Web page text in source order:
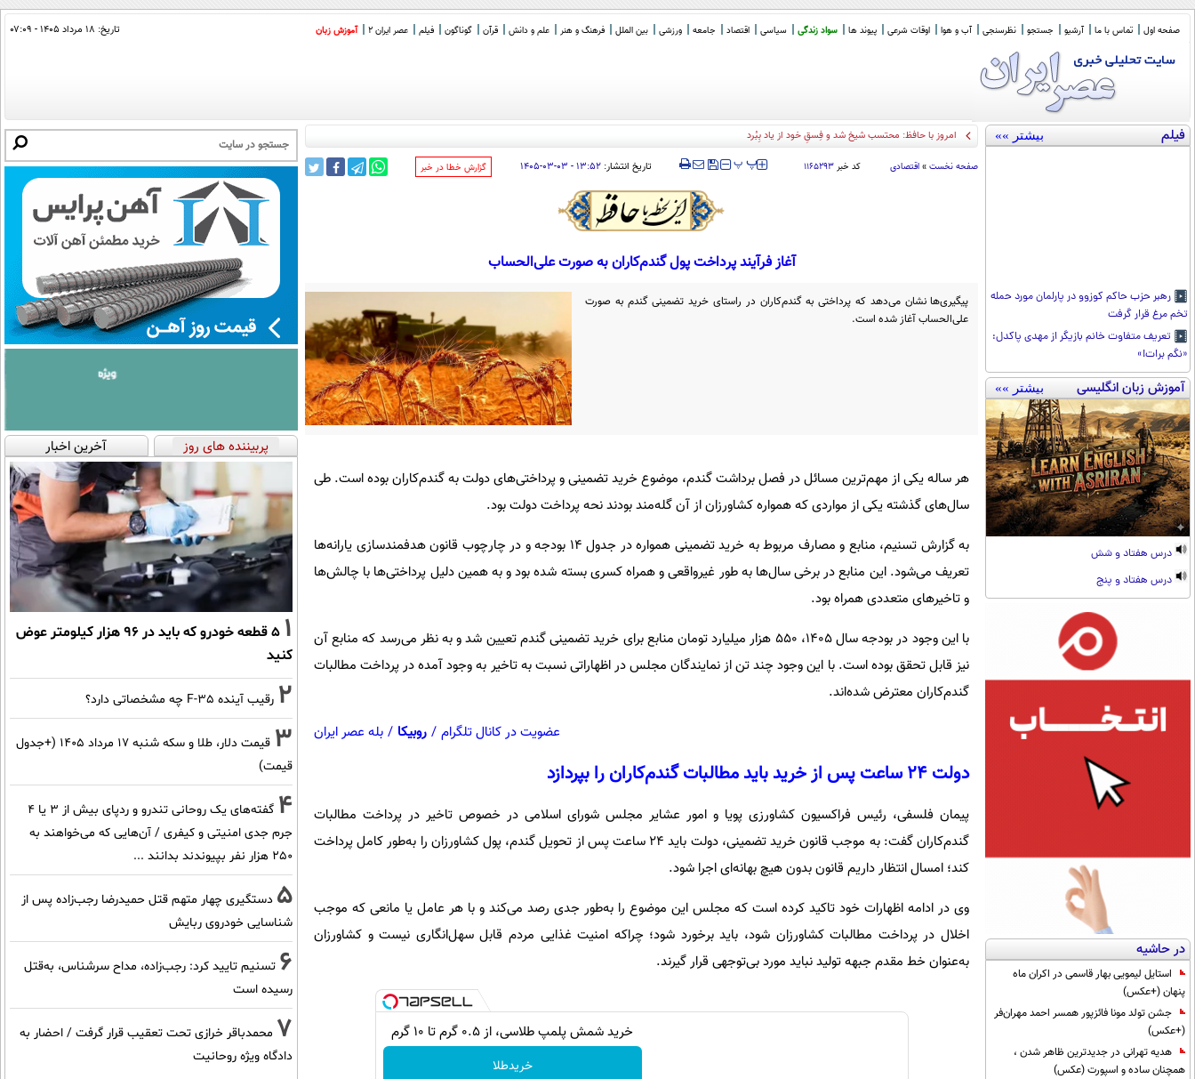
صفحه اول تماس با ما آرشیو جستجو نظرسنجی آب و هوا اوقات شرعی پیوند ها سواد زندگی سیاسی اقتصاد جامعه ورزشی بین الملل فرهنگ و هنر علم و دانش قرآن گوناگون فیلم عصر ایران 2 آموزش زبان تاریخ: ۱۸ مرداد ۱۴۰۵ - ۰۷:۰۹
فیلم بیشتر »»
رهبر حزب حاکم کوزوو در پارلمان مورد حمله
تخم مرغ قرار گرفت
تعریف متفاوت خانم بازیگر از مهدی پاکدل:
«نگم برات!»
آموزش زبان انگلیسی بیشتر »»
درس هفتاد و شش
درس هفتاد و پنج
در حاشیه
استایل لیمویی بهار قاسمی در اکران ماه
پنهان (+عکس)
جشن تولد مونا فائزپور همسر احمد مهران‌فر
(+عکس)
هدیه تهرانی در جدیدترین ظاهر شدن ،
همچنان ساده و اسپورت (عکس)
امروز با حافظ: محتسب شیخ شد و فِسقِ خود از یاد بِبُرد
صفحه نخست » اقتصادی کد خبر ۱۱۶۵۲۹۳ ‍‍‍ پ پ تاریخ انتشار:۱۳:۵۲ - ۰۳-۰۳-۱۴۰۵ ‌گزارش خطا در خبر
آغاز فرآیند پرداخت پول گندم‌کاران به صورت علی‌الحساب
پیگیری‌ها نشان می‌دهد که پرداختی به گندم‌کاران در راستای خرید تضمینی گندم به صورت
علی‌الحساب آغاز شده است.
هر ساله یکی از مهم‌ترین مسائل در فصل برداشت گندم، موضوع خرید تضمینی و پرداختی‌های دولت به گندم‌کاران بوده است. طی
سال‌های گذشته یکی از مواردی که همواره کشاورزان از آن گله‌مند بودند نحه پرداخت دولت بود.
به گزارش تسنیم، منابع و مصارف مربوط به خرید تضمینی همواره در جدول 14 بودجه و در چارچوب قانون هدفمندسازی یارانه‌ها
تعریف می‌شود. این منابع در برخی سال‌ها به طور غیرواقعی و همراه کسری بسته شده بود و به همین دلیل پرداختی‌ها با چالش‌ها
و تاخیرهای متعددی همراه بود.
با این وجود در بودجه سال 1405، 550 هزار میلیارد تومان منابع برای خرید تضمینی گندم تعیین شد و به نظر می‌رسد که منابع آن
نیز قابل تحقق بوده است. با این وجود چند تن از نمایندگان مجلس در اظهاراتی نسبت به تاخیر به وجود آمده در پرداخت مطالبات
گندم‌کاران معترض شده‌اند.
عضویت در کانال تلگرام / روبیکا / بله عصر ایران
دولت 24 ساعت پس از خرید باید مطالبات گندم‌کاران را بپردازد
پیمان فلسفی، رئیس فراکسیون کشاورزی پویا و امور عشایر مجلس شورای اسلامی در خصوص تاخیر در پرداخت مطالبات
گندم‌کاران گفت: به موجب قانون خرید تضمینی، دولت باید 24 ساعت پس از تحویل گندم، پول کشاورزان را به‌طور کامل پرداخت
کند؛ امسال انتظار داریم قانون بدون هیچ بهانه‌ای اجرا شود.
وی در ادامه اظهارات خود تاکید کرده است که مجلس این موضوع را به‌طور جدی رصد می‌کند و با هر عامل یا مانعی که موجب
اخلال در پرداخت مطالبات کشاورزان شود، باید برخورد شود؛ چراکه امنیت غذایی مردم قابل سهل‌انگاری نیست و کشاورزان
به‌عنوان خط مقدم جبهه تولید نباید مورد بی‌توجهی قرار گیرند.
خرید شمش پلمپ طلاسی، از ۰.۵ گرم تا ۱۰ گرم
خریدطلا
پربیننده های روز آخرین اخبار
1
۵ قطعه خودرو که باید در ۹۶ هزار کیلومتر عوض
کنید
2 رقیب آینده F-35 چه مشخصاتی دارد؟
3
قیمت دلار، طلا و سکه شنبه ۱۷ مرداد ۱۴۰۵ (+جدول
قیمت)
4
گفته‌های یک روحانی تندرو و ردپای بیش از ۳ یا ۴
جرم جدی امنیتی و کیفری / آن‌هایی که می‌خواهند به
۲۵۰ هزار نفر بپیوندند بدانند ...
5 دستگیری چهار متهم قتل حمیدرضا رجب‌زاده پس از
شناسایی خودروی ربایش
6 تسنیم تایید کرد: رجب‌زاده، مداح سرشناس، به‌قتل
رسیده است
7 محمدباقر خرازی تحت تعقیب قرار گرفت / احضار به
دادگاه ویژه روحانیت